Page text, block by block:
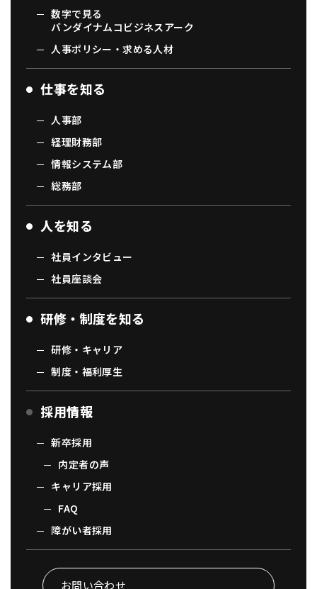
数字で見る
バンダイナムコビジネスアーク
人事ポリシー・求める人材
仕事を知る
人事部
経理財務部
情報システム部
総務部
人を知る
社員インタビュー
社員座談会
研修・制度を知る
研修・キャリア
制度・福利厚生
採用情報
新卒採用
内定者の声
キャリア採用
FAQ
障がい者採用
お問い合わせ